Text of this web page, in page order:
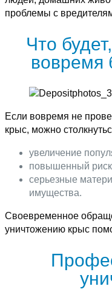
проблемы с
Что
вовремя
Если вовремя не
крыс, можно
увеличение
повышенный риск
серьезные
имущества.
Своевременное
уничтожению крыс